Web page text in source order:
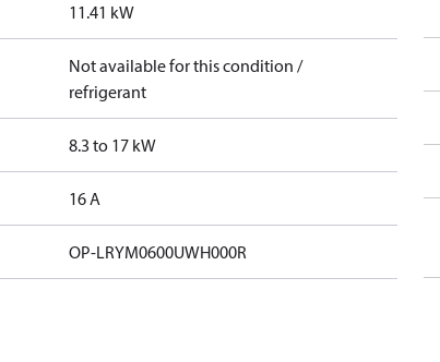
11.41 kW
Not available for this condition /
refrigerant
8.3 to 17 kW
16 A
OP-LRYM0600UWH000R